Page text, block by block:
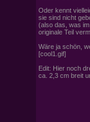
Oder kennt
sie sind nicht
(also das, was
originale Teil
Wäre ja schön,
[cool1.gif]
Edit: Hier noch
ca. 2,3 cm breit